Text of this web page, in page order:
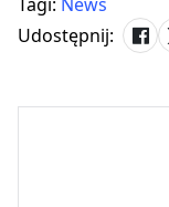
Udostępnij: